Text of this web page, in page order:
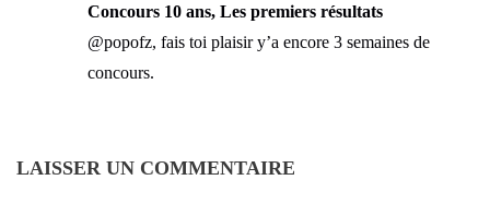
Concours 10 ans, Les premiers résultats
@popofz, fais toi plaisir y’a encore 3 semaines de
concours.
LAISSER UN COMMENTAIRE